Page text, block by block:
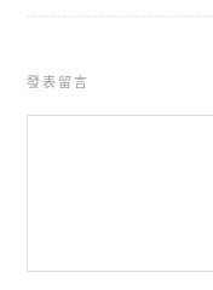
發表留言